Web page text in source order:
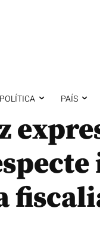
POLÍTICA PAÍS